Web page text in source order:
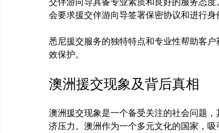
会要求援交伴游向导签署保密协议和进行身
悉尼援交服务的独特特点和专业性帮助客
澳洲援交现象及背后真相
澳洲援交现象是一个备受关注的社会问题
济压力。澳洲作为一个多元文化的国家，